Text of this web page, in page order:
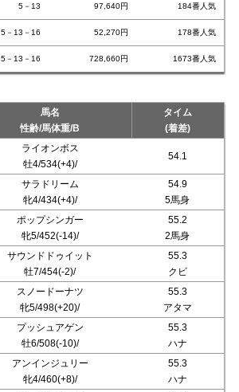
5－13 97,640円 184番人気
5－13－16 52,270円 178番人気
5－13－16 728,660円 1673番人気
馬名
性齢/馬体重/B
タイム
(着差)
ライオンボス
牡4/534(+4)/
54.1
サラドリーム
牝4/434(+4)/
54.9
5馬身
ポップシンガー
牝5/452(-14)/
55.2
2馬身
サウンドドゥイット
牡7/454(-2)/
55.3
クビ
スノードーナツ
牝5/498(+20)/
55.3
アタマ
プッシュアゲン
牡6/508(-10)/
55.3
ハナ
アンインジュリー
牝4/460(+8)/
55.3
ハナ